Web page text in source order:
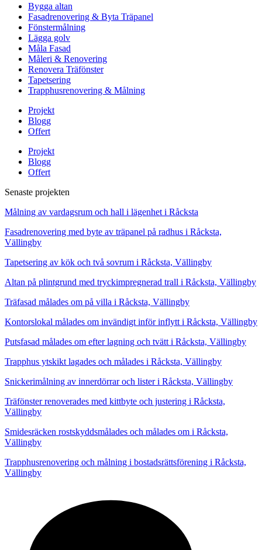
Bygga altan
Fasadrenovering & Byta Träpanel
Fönstermålning
Lägga golv
Måla Fasad
Måleri & Renovering
Renovera Träfönster
Tapetsering
Trapphusrenovering & Målning
Projekt
Blogg
Offert
Projekt
Blogg
Offert
Senaste projekten
Målning av vardagsrum och hall i lägenhet i Råcksta
Fasadrenovering med byte av träpanel på radhus i Råcksta,
Vällingby
Tapetsering av kök och två sovrum i Råcksta, Vällingby
Altan på plintgrund med tryckimpregnerad trall i Råcksta, Vällingby
Träfasad målades om på villa i Råcksta, Vällingby
Kontorslokal målades om invändigt inför inflytt i Råcksta, Vällingby
Putsfasad målades om efter lagning och tvätt i Råcksta, Vällingby
Trapphus ytskikt lagades och målades i Råcksta, Vällingby
Snickerimålning av innerdörrar och lister i Råcksta, Vällingby
Träfönster renoverades med kittbyte och justering i Råcksta,
Vällingby
Smidesräcken rostskyddsmålades och målades om i Råcksta,
Vällingby
Trapphusrenovering och målning i bostadsrättsförening i Råcksta,
Vällingby